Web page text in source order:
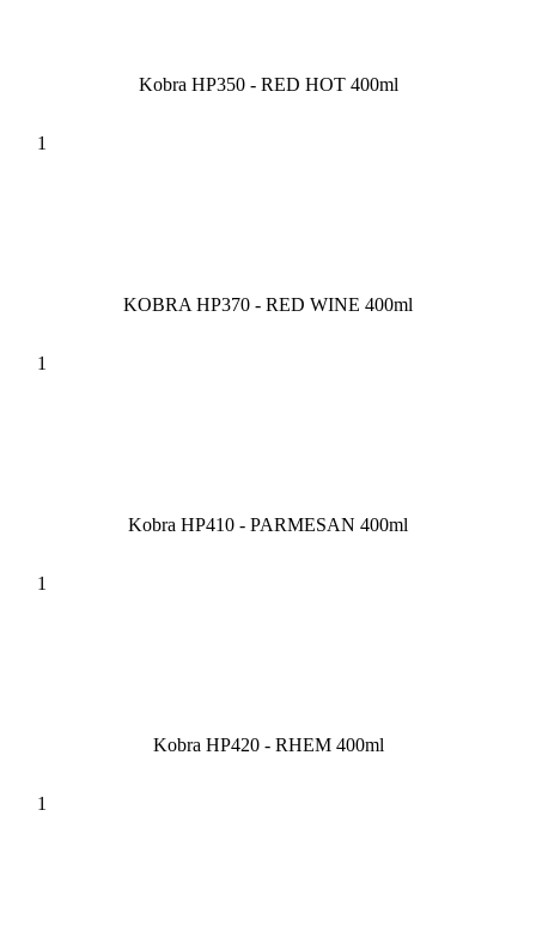
Kobra HP350 - RED HOT 400ml
KOBRA HP370 - RED WINE 400ml
Kobra HP410 - PARMESAN 400ml
Kobra HP420 - RHEM 400ml